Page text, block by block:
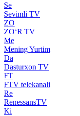
Se
Sevimli TV
ZO
ZO‘R TV
Me
Mening Yurtim
Da
Dasturxon TV
FT
FTV telekanali
Re
RenessansTV
Ki